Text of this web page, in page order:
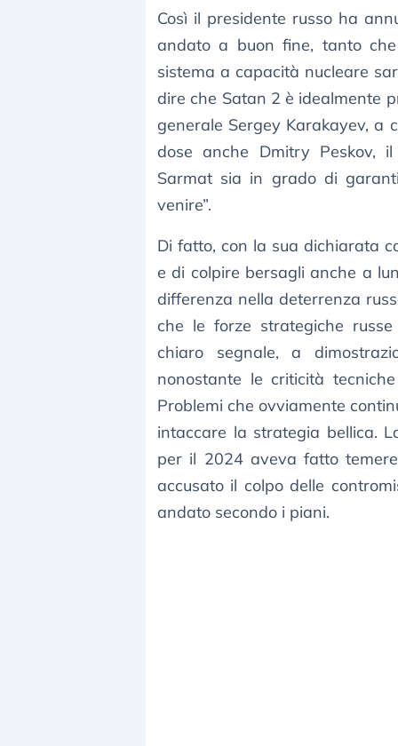
Così il presidente russo ha
andato a buon fine, tanto
sistema a capacità nucleare
dire che Satan 2 è idealmente
generale Sergey Karakayev, a
dose anche Dmitry Peskov,
Sarmat sia in grado di
venire”.
Di fatto, con la sua dichiarata
e di colpire bersagli anche a
differenza nella deterrenza
che le forze strategiche
chiaro segnale, a
nonostante le criticità
Problemi che ovviamente
intaccare la strategia bellica.
per il 2024 aveva fatto
accusato il colpo delle
andato secondo i piani.